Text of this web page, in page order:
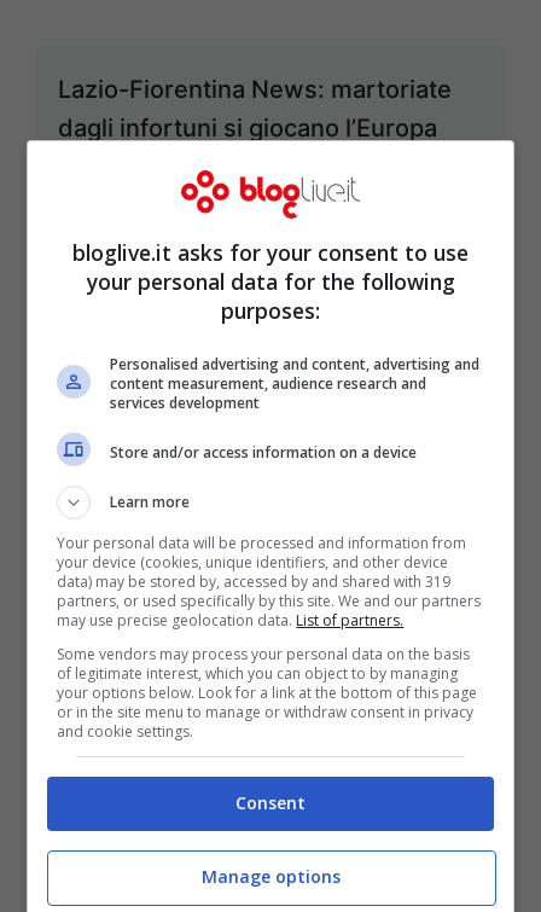
Lazio-Fiorentina News: martoriate
dagli infortuni si giocano l’Europa
Fiorentina news: Senza il fioretto
entra in gioco la sciabola
Ott 4, 2013
Fiorentina news: Montella in
difficoltà tra infortuni e squalifiche
Set 17, 2013
Fiorentina-Cagliari 3.a giornata: a
Borja Valero risponde Pinilla
bloglive.it asks for your consent to use
your personal data for the following
purposes:
Personalised advertising and content, advertising and
content measurement, audience research and
services development
Store and/or access information on a device
Learn more
Your personal data will be processed and information from
your device (cookies, unique identifiers, and other device
data) may be stored by, accessed by and shared with 319
partners, or used specifically by this site. We and our partners
may use precise geolocation data. List of partners.
Some vendors may process your personal data on the basis
of legitimate interest, which you can object to by managing
your options below. Look for a link at the bottom of this page
or in the site menu to manage or withdraw consent in privacy
and cookie settings.
Consent
Manage options